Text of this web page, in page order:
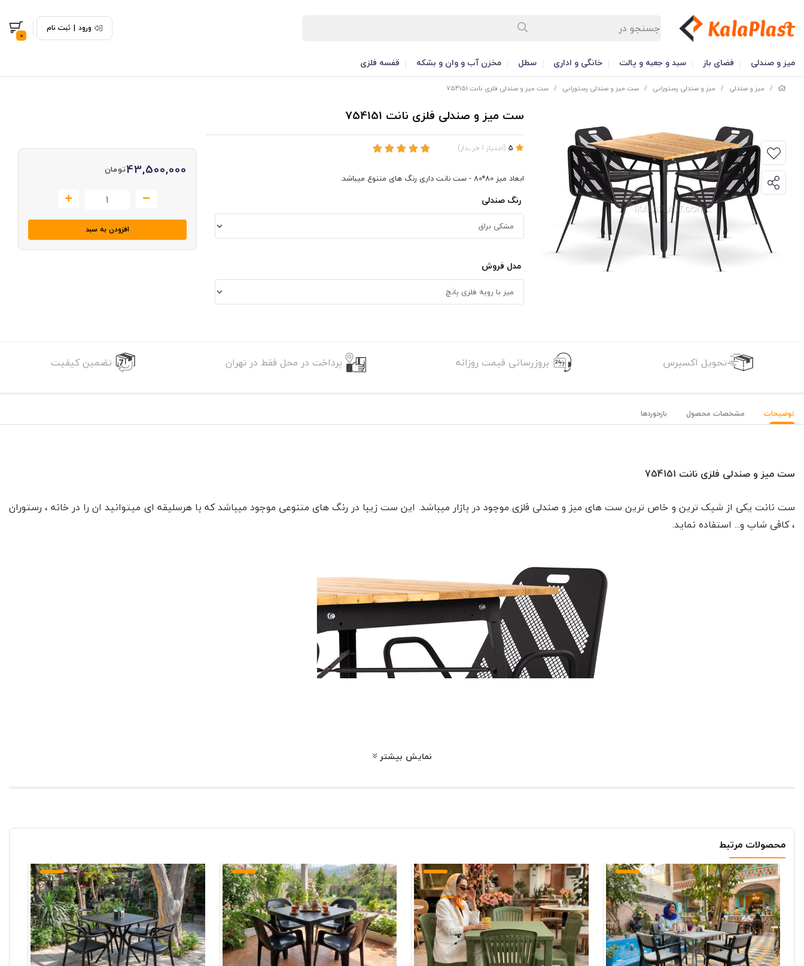
ورود | ثبت نام
0
میز و صندلی فضای باز سبد و جعبه و پالت خانگی و اداری سطل مخزن آب و وان و بشکه قفسه فلزی
/ میز و صندلی / میز و صندلی رستورانی / ست میز و صندلی رستورانی / ست میز و صندلی فلزی نانت 754151
ست میز و صندلی فلزی نانت 754151
(امتیاز 1 خریدار)
ابعاد میز 80*80 - ست نانت داری رنگ های متنوع میباشد.
رنگ صندلی
مدل فروش
43,500,000تومان
افزودن به سبد
تحویل اکسپرس بروزرسانی قیمت روزانه پرداخت در محل فقط در تهران تضمین کیفیت
توضیحات مشخصات محصول بازخوردها
ست میز و صندلی فلزی نانت 754151
ست نانت یکی از شیک ترین و خاص ترین ست های میز و صندلی فلزی موجود در بازار میباشد. این ست زیبا در رنگ های متنوعی موجود میباشد که با هرسلیقه ای میتوانید ان را در خانه ، رستوران
، کافی شاپ و... استفاده نماید.
نمایش بیشتر
محصولات مرتبط